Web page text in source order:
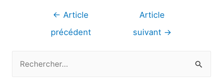
Navigation
← Article
précédent
Article
suivant →